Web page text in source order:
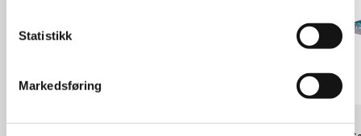
Statistikk
Markedsføring